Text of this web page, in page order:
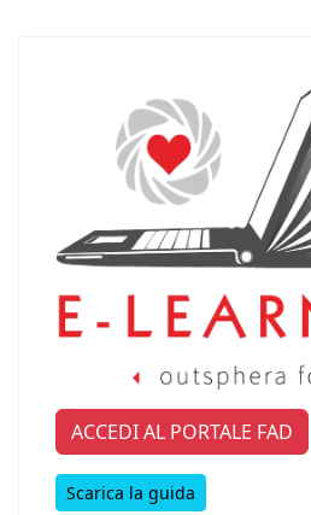
ACCEDI AL PORTALE FAD
Scarica la guida